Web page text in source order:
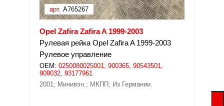
арт. A765267
Opel Zafira Zafira A 1999-2003
Рулевая рейка Opel Zafira A 1999-2003
Рулевое управление
OEM: 0250080025001, 900365, 90543501,
909032, 93177961
2001; Минивэн.; МКПП; Из Германии.